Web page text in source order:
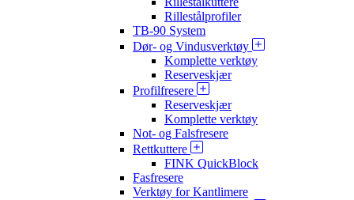
Rillestålprofiler
TB-90 System
Dør- og Vindusverktøy
Komplette verktøy
Reserveskjær
Profilfresere
Reserveskjær
Komplette verktøy
Not- og Falsfresere
Rettkuttere
FINK QuickBlock
Fasfresere
Verktøy for Kantlimere